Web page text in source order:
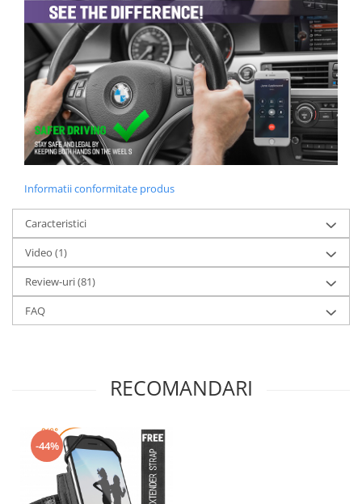
Informatii conformitate produs
Caracteristici
Video (1)
Review-uri(81)
FAQ
RECOMANDARI
-44%